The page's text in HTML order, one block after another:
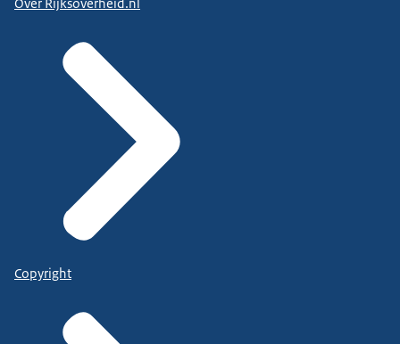
Copyright